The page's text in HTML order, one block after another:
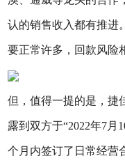
认的销售收入都有推进
要正常许多，回款风险
但，值得一提的是，捷
露到双方于“2022年7月
个月内签订了日常经营